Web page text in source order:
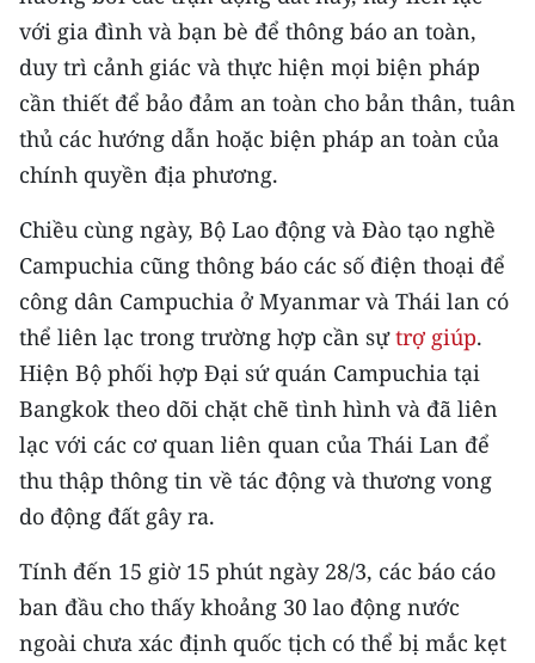
Media Khoa học - Công nghệ
Media Môi trường
Ảnh
TIN MỚI
TIN ĐỊA PHƯƠNG
Trung du và miền núi phía Bắc
Đồng bằng sông Hồng
Bắc Trung Bộ
Nguyên
Đông Nam Bộ
với gia đình và bạn bè để thông báo an toàn,
duy trì cảnh giác và thực hiện mọi biện pháp
cần thiết để bảo đảm an toàn cho bản thân, tuân
thủ các hướng dẫn hoặc biện pháp an toàn của
chính quyền địa phương.
Chiều cùng ngày, Bộ Lao động và Đào tạo nghề
Campuchia cũng thông báo các số điện thoại để
công dân Campuchia ở Myanmar và Thái lan có
thể liên lạc trong trường hợp cần sựtrợ giúp.
Hiện Bộ phối hợp Đại sứ quán Campuchia tại
Bangkok theo dõi chặt chẽ tình hình và đã liên
lạc với các cơ quan liên quan của Thái Lan để
thu thập thông tin về tác động và thương vong
do động đất gây ra.
Tính đến 15 giờ 15 phút ngày 28/3, các báo cáo
ban đầu cho thấy khoảng 30 lao động nước
ngoài chưa xác định quốc tịch có thể bị mắc kẹt